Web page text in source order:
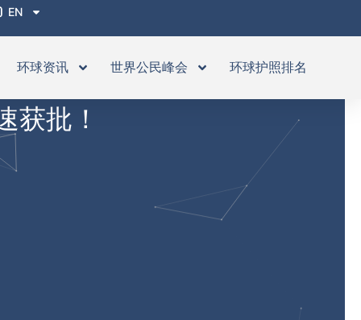
EN
环球资讯 世界公民峰会 环球护照排名
获批！